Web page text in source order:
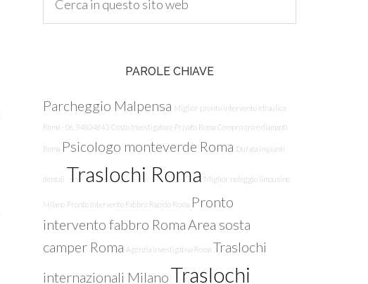
PAROLE CHIAVE
Parcheggio Malpensa Miglior pronto intervento idraulico
Roma - 06.94804843 Costo Investigatore Privato Roma Compro oro e diamanti
Roma Psicologo monteverde Roma Durata impianti
dentali Traslochi Roma Miglior noleggio limousine
Milano Pronto Intervento Fabbro Rapido Roma Pronto
intervento fabbro RomaArea sosta
camper Roma Agenzia investigativa Roma Traslochi
internazionali MilanoTraslochi